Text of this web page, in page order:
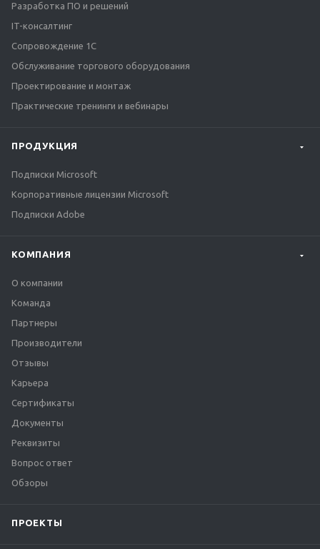
Разработка ПО и решений
IT-консалтинг
Сопровождение 1С
Обслуживание торгового оборудования
Проектирование и монтаж
Практические тренинги и вебинары
ПРОДУКЦИЯ
Подписки Microsoft
Корпоративные лицензии Microsoft
Подписки Adobe
КОМПАНИЯ
О компании
Команда
Партнеры
Производители
Отзывы
Карьера
Сертификаты
Документы
Реквизиты
Вопрос ответ
Обзоры
ПРОЕКТЫ